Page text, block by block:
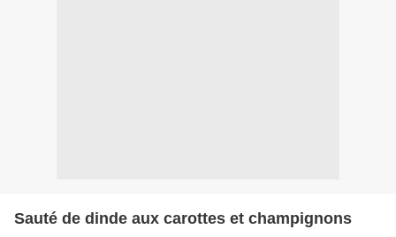
Sauté de dinde aux carottes et champignons